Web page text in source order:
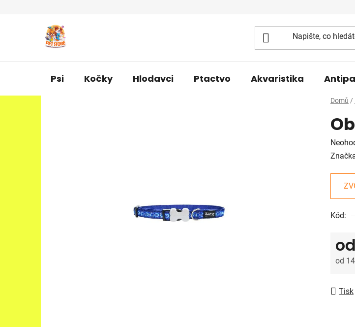
Psi Kočky Hlodavci Ptactvo Akvaristika
Domů /
Kód:
od
od
Tisk